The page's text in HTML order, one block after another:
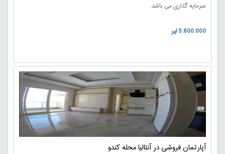
سرمایه گذاری می باشد.
5.600.000 لیر
آپارتمان فروشی در آنتالیا محله کندو